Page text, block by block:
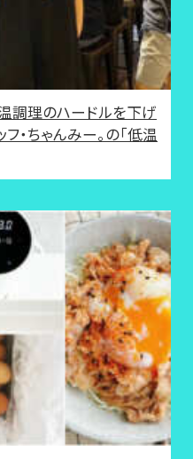
調理のハードルを下げ
・ちゃんみー。の「低温